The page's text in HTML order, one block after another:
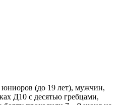
(до 19 лет), мужчин,
Д10 с десятью гребцами,